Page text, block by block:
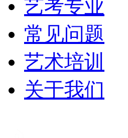
艺考专业
常见问题
艺术培训
关于我们